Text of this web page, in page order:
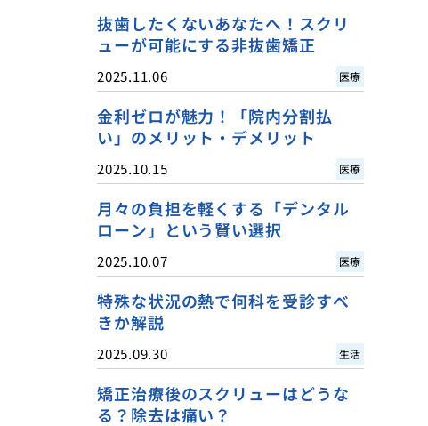
抜歯したくないあなたへ！スクリ
ューが可能にする非抜歯矯正
2025.11.06 医療
金利ゼロが魅力！「院内分割払
い」のメリット・デメリット
2025.10.15 医療
月々の負担を軽くする「デンタル
ローン」という賢い選択
2025.10.07 医療
特殊な状況の熱で何科を受診すべ
きか解説
2025.09.30 生活
矯正治療後のスクリューはどうな
る？除去は痛い？